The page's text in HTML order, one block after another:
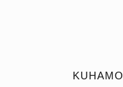
KUHAMO